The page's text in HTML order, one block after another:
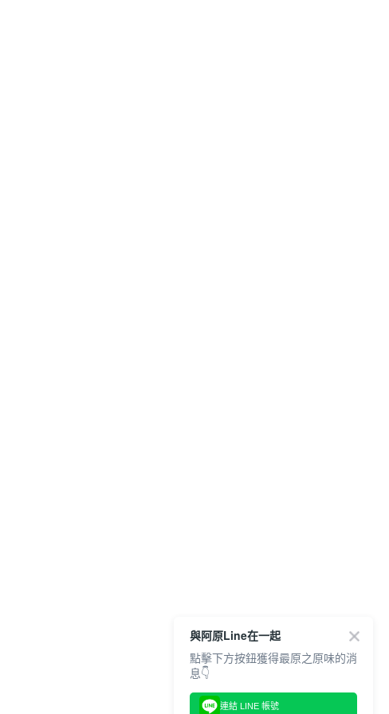
與阿原Line在一起
點擊下方按鈕獲得最原之原味的消
息👇
連結 LINE 帳號